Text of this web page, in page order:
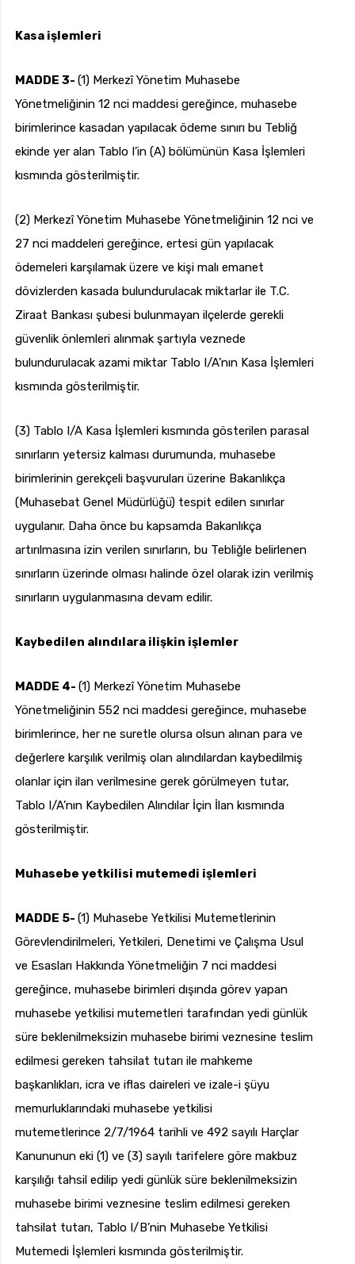
Kasa işlemleri
MADDE 3- (1) Merkezî Yönetim Muhasebe
Yönetmeliğinin 12 nci maddesi gereğince, muhasebe
birimlerince kasadan yapılacak ödeme sınırı bu Tebliğ
ekinde yer alan Tablo I’in (A) bölümünün Kasa İşlemleri
kısmında gösterilmiştir.
(2) Merkezî Yönetim Muhasebe Yönetmeliğinin 12 nci ve
27 nci maddeleri gereğince, ertesi gün yapılacak
ödemeleri karşılamak üzere ve kişi malı emanet
dövizlerden kasada bulundurulacak miktarlar ile T.C.
Ziraat Bankası şubesi bulunmayan ilçelerde gerekli
güvenlik önlemleri alınmak şartıyla veznede
bulundurulacak azami miktar Tablo I/A’nın Kasa İşlemleri
kısmında gösterilmiştir.
(3) Tablo I/A Kasa İşlemleri kısmında gösterilen parasal
sınırların yetersiz kalması durumunda, muhasebe
birimlerinin gerekçeli başvuruları üzerine Bakanlıkça
(Muhasebat Genel Müdürlüğü) tespit edilen sınırlar
uygulanır. Daha önce bu kapsamda Bakanlıkça
artırılmasına izin verilen sınırların, bu Tebliğle belirlenen
sınırların üzerinde olması halinde özel olarak izin verilmiş
sınırların uygulanmasına devam edilir.
Kaybedilen alındılara ilişkin işlemler
MADDE 4- (1) Merkezî Yönetim Muhasebe
Yönetmeliğinin 552 nci maddesi gereğince, muhasebe
birimlerince, her ne suretle olursa olsun alınan para ve
değerlere karşılık verilmiş olan alındılardan kaybedilmiş
olanlar için ilan verilmesine gerek görülmeyen tutar,
Tablo I/A’nın Kaybedilen Alındılar İçin İlan kısmında
gösterilmiştir.
Muhasebe yetkilisi mutemedi işlemleri
MADDE 5- (1) Muhasebe Yetkilisi Mutemetlerinin
Görevlendirilmeleri, Yetkileri, Denetimi ve Çalışma Usul
ve Esasları Hakkında Yönetmeliğin 7 nci maddesi
gereğince, muhasebe birimleri dışında görev yapan
muhasebe yetkilisi mutemetleri tarafından yedi günlük
süre beklenilmeksizin muhasebe birimi veznesine teslim
edilmesi gereken tahsilat tutarı ile mahkeme
başkanlıkları, icra ve iflas daireleri ve izale-i şüyu
memurluklarındaki muhasebe yetkilisi
mutemetlerince 2/7/1964 tarihli ve 492 sayılı Harçlar
Kanununun eki (1) ve (3) sayılı tarifelere göre makbuz
karşılığı tahsil edilip yedi günlük süre beklenilmeksizin
muhasebe birimi veznesine teslim edilmesi gereken
tahsilat tutarı, Tablo I/B’nin Muhasebe Yetkilisi
Mutemedi İşlemleri kısmında gösterilmiştir.